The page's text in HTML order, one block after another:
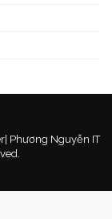
Phương Nguyễn IT